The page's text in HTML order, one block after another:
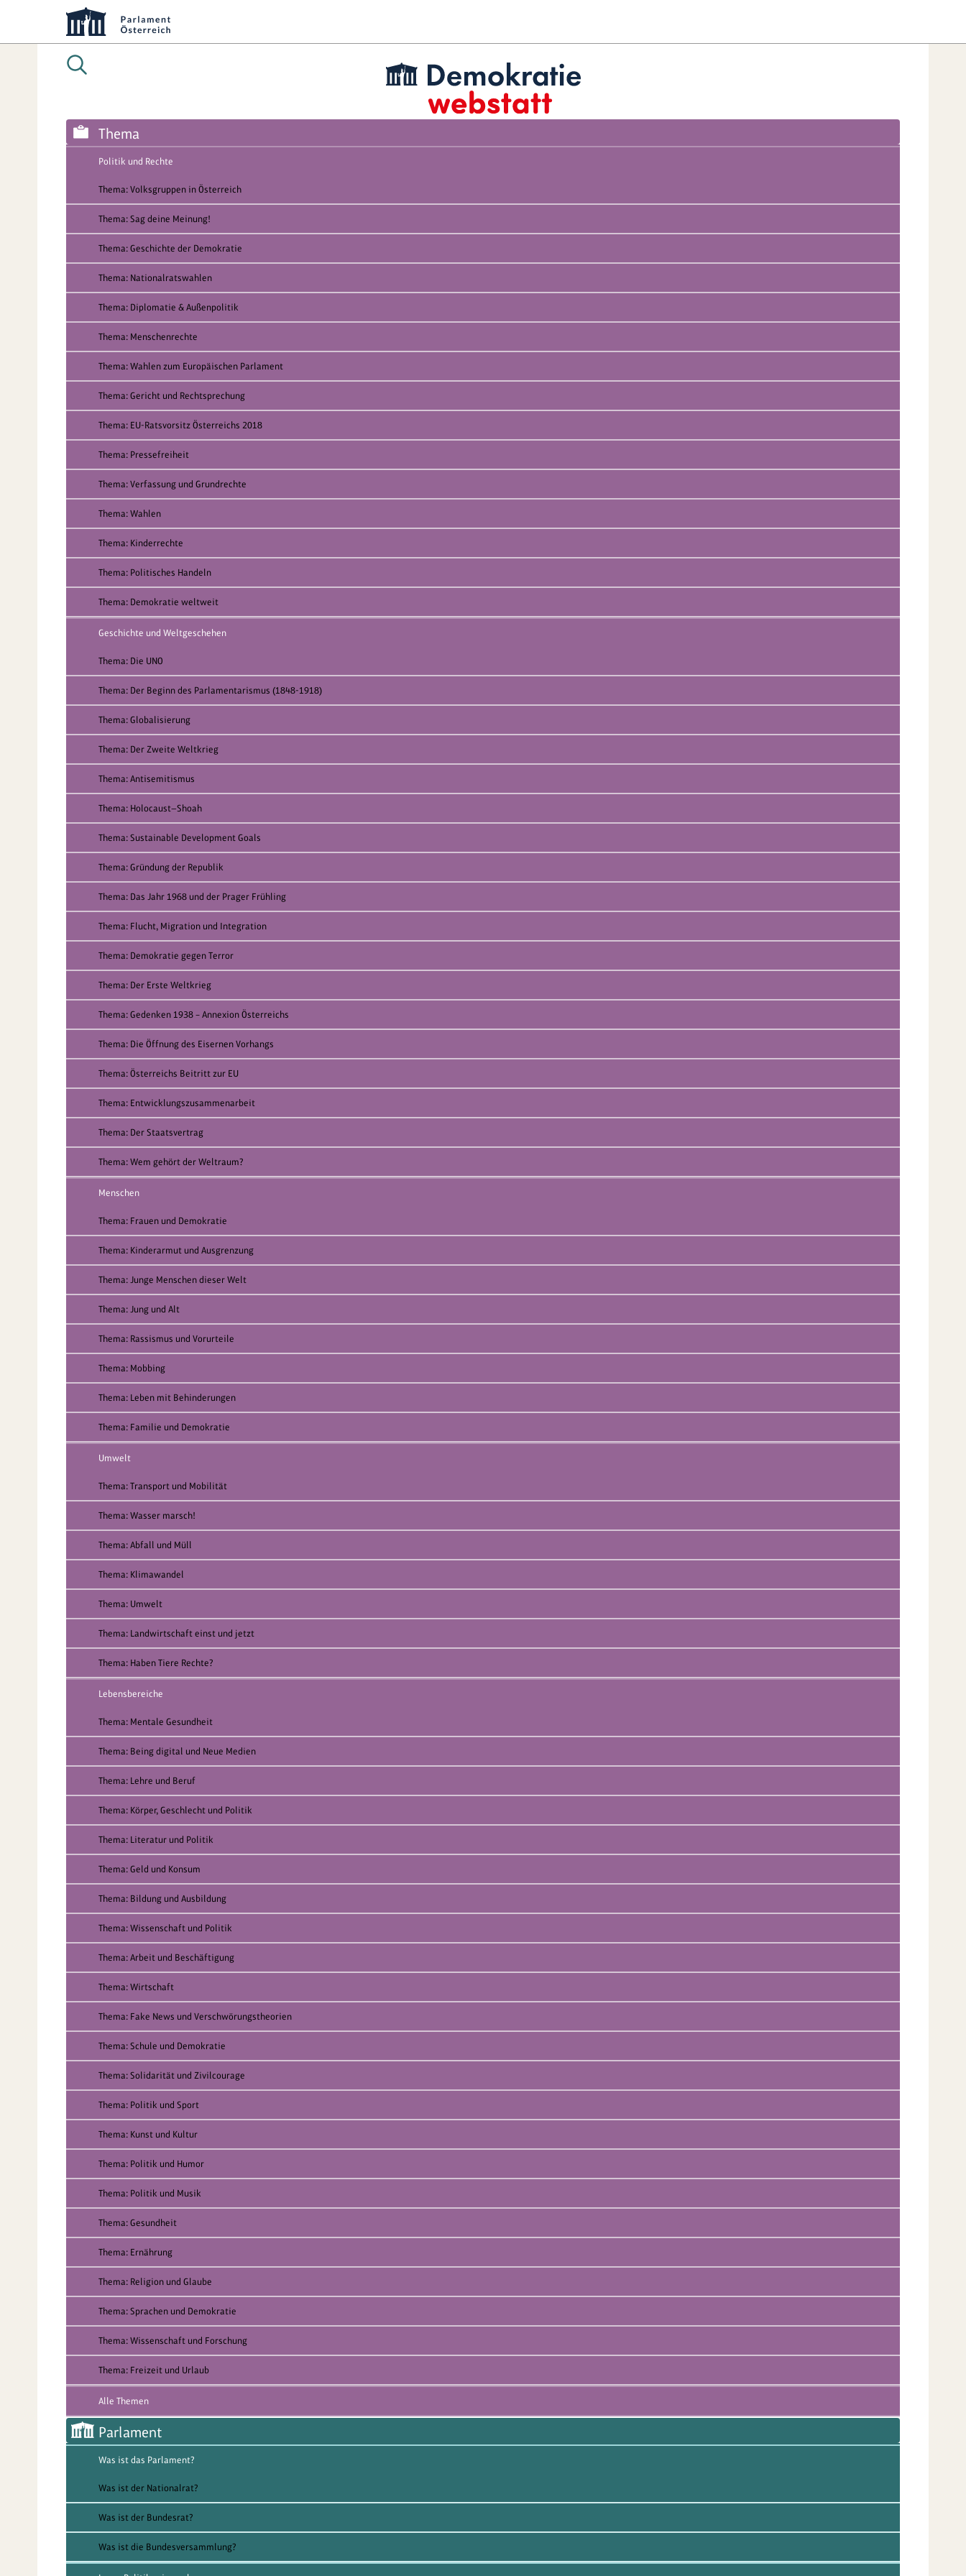
Thema
Politik und Rechte
Thema: Volksgruppen in Österreich
Thema: Sag deine Meinung!
Thema: Geschichte der Demokratie
Thema: Nationalratswahlen
Thema: Diplomatie & Außenpolitik
Thema: Menschenrechte
Thema: Wahlen zum Europäischen Parlament
Thema: Gericht und Rechtsprechung
Thema: EU-Ratsvorsitz Österreichs 2018
Thema: Pressefreiheit
Thema: Verfassung und Grundrechte
Thema: Wahlen
Thema: Kinderrechte
Thema: Politisches Handeln
Thema: Demokratie weltweit
Geschichte und Weltgeschehen
Thema: Die UNO
Thema: Der Beginn des Parlamentarismus (1848-1918)
Thema: Globalisierung
Thema: Der Zweite Weltkrieg
Thema: Antisemitismus
Thema: Holocaust—Shoah
Thema: Sustainable Development Goals
Thema: Gründung der Republik
Thema: Das Jahr 1968 und der Prager Frühling
Thema: Flucht, Migration und Integration
Thema: Demokratie gegen Terror
Thema: Der Erste Weltkrieg
Thema: Gedenken 1938 – Annexion Österreichs
Thema: Die Öffnung des Eisernen Vorhangs
Thema: Österreichs Beitritt zur EU
Thema: Entwicklungszusammenarbeit
Thema: Der Staatsvertrag
Thema: Wem gehört der Weltraum?
Menschen
Thema: Frauen und Demokratie
Thema: Kinderarmut und Ausgrenzung
Thema: Junge Menschen dieser Welt
Thema: Jung und Alt
Thema: Rassismus und Vorurteile
Thema: Mobbing
Thema: Leben mit Behinderungen
Thema: Familie und Demokratie
Umwelt
Thema: Transport und Mobilität
Thema: Wasser marsch!
Thema: Abfall und Müll
Thema: Klimawandel
Thema: Umwelt
Thema: Landwirtschaft einst und jetzt
Thema: Haben Tiere Rechte?
Lebensbereiche
Thema: Mentale Gesundheit
Thema: Being digital und Neue Medien
Thema: Lehre und Beruf
Thema: Körper, Geschlecht und Politik
Thema: Literatur und Politik
Thema: Geld und Konsum
Thema: Bildung und Ausbildung
Thema: Wissenschaft und Politik
Thema: Arbeit und Beschäftigung
Thema: Wirtschaft
Thema: Fake News und Verschwörungstheorien
Thema: Schule und Demokratie
Thema: Solidarität und Zivilcourage
Thema: Politik und Sport
Thema: Kunst und Kultur
Thema: Politik und Humor
Thema: Politik und Musik
Thema: Gesundheit
Thema: Ernährung
Thema: Religion und Glaube
Thema: Sprachen und Demokratie
Thema: Wissenschaft und Forschung
Thema: Freizeit und Urlaub
Alle Themen
Parlament
Was ist das Parlament?
Was ist der Nationalrat?
Was ist der Bundesrat?
Was ist die Bundesversammlung?